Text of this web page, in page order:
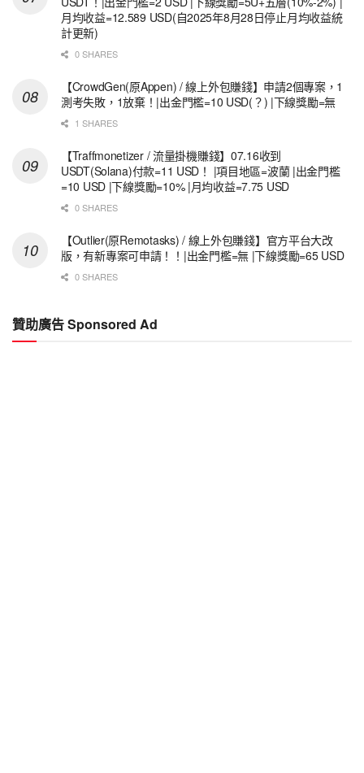
月均收益=12.589 USD(自2025年8月28日停止月均收益統
計更新)
0 SHARES
【CrowdGen(原Appen) / 線上外包賺錢】申請2個專案，1
測考失敗，1放棄！|出金門檻=10 USD(？) |下線獎勵=無
1 SHARES
【Traffmonetizer / 流量掛機賺錢】07.16收到
USDT(Solana)付款=11 USD！ |項目地區=波蘭 |出金門檻
=10 USD |下線獎勵=10% |月均收益=7.75 USD
0 SHARES
【Outlier(原Remotasks) / 線上外包賺錢】官方平台大改
版，有新專案可申請！！|出金門檻=無 |下線獎勵=65 USD
0 SHARES
贊助廣告 Sponsored Ad